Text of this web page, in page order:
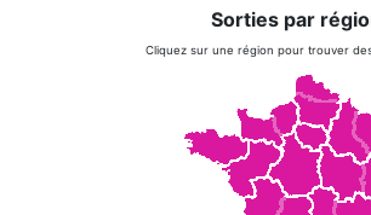
Sorties par
Cliquez sur une région pour trouver